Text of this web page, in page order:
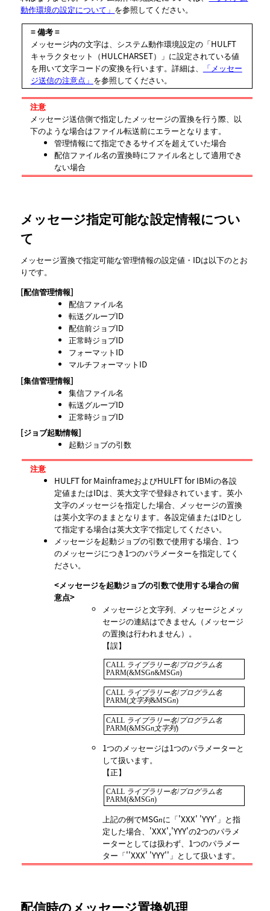
動作環境の設定について」 を参照してください。
= 備考 =
メッセージ内の文字は、システム動作環境設定の
HULFT
キャラクタセット（HULCHARSET）
に設定されている値
を用いて文字コードの変換を行います。詳細は、
「メッセー
ジ送信の注意点」 を参照してください。
注意
メッセージ送信側で指定したメッセージの置換を行う際、以
下のような場合はファイル転送前にエラーとなります。
管理情報にて指定できるサイズを超えていた場合
配信ファイル名の置換時にファイル名として適用でき
ない場合
メッセージ指定可能な設定情報につい
て
メッセージ置換で指定可能な管理情報の設定値・IDは以下のとお
りです。
[配信管理情報]
配信ファイル名
転送グループID
配信前ジョブID
正常時ジョブID
フォーマットID
マルチフォーマットID
[集信管理情報]
集信ファイル名
転送グループID
正常時ジョブID
[ジョブ起動情報]
起動ジョブの引数
注意
HULFT for MainframeおよびHULFT for IBMiの各設
定値またはIDは、英大文字で登録されています。英小
文字のメッセージを指定した場合、メッセージの置換
は英小文字のままとなります。各設定値またはIDとし
て指定する場合は英大文字で指定してください。
メッセージを起動ジョブの引数で使用する場合、1つ
のメッセージにつき1つのパラメーターを指定してく
ださい。
<メッセージを起動ジョブの引数で使用する場合の留
意点>
メッセージと文字列、メッセージとメッ
セージの連結はできません（メッセージ
の置換は行われません）。
【誤】
CALL ライブラリー名/プログラム名
PARM(&MSGn&MSGn)
CALL ライブラリー名/プログラム名
PARM(文字列&MSGn)
CALL ライブラリー名/プログラム名
PARM(&MSGn文字列)
1つのメッセージは1つのパラメーターと
して扱います。
【正】
CALL ライブラリー名/プログラム名
PARM(&MSGn)
上記の例でMSGnに「'XXX' 'YYY'」と指
定した場合、'XXX','YYY'の2つのパラメ
ーターとしては扱わず、1つのパラメー
ター「''XXX' 'YYY''」として扱います。
配信時のメッセージ置換処理